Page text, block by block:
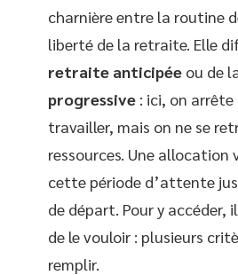
charnière entre la routine
liberté de la retraite. Elle
retraite anticipée ou de
progressive : ici, on
travailler, mais on ne se
ressources. Une allocation
cette période d’attente
de départ. Pour y accéder,
de le vouloir : plusieurs
remplir.